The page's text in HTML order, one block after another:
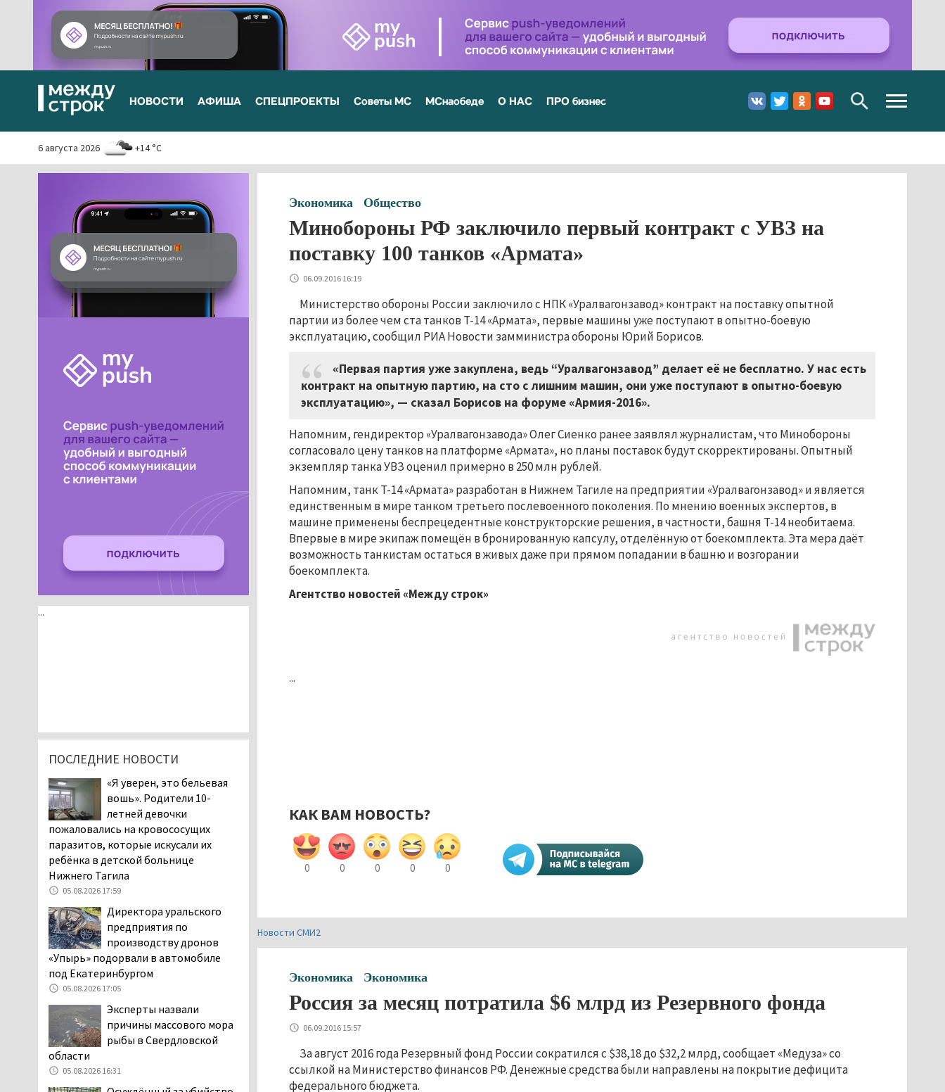
НОВОСТИ АФИША СПЕЦПРОЕКТЫ Советы МС МСнаобеде О НАС ПРО бизнес
Toggle
navigation
6 августа 2026 +14 °C
Экономика Общество
Минобороны РФ заключило первый контракт с УВЗ на
поставку 100 танков «Армата»
06.09.2016 16:19
Министерство обороны России заключило с НПК «Уралвагонзавод» контракт на поставку опытной
партии из более чем ста танков Т-14 «Армата», первые машины уже поступают в опытно-боевую
эксплуатацию, сообщил РИА Новости замминистра обороны Юрий Борисов.
«Первая партия уже закуплена, ведь “Уралвагонзавод” делает её не бесплатно. У нас есть
контракт на опытную партию, на сто с лишним машин, они уже поступают в опытно-боевую
эксплуатацию», — сказал Борисов на форуме «Армия-2016».
Напомним, гендиректор «Уралвагонзавода» Олег Сиенко ранее заявлял журналистам, что Минобороны
согласовало цену танков на платформе «Армата», но планы поставок будут скорректированы. Опытный
экземпляр танка УВЗ оценил примерно в 250 млн рублей.
Напомним, танк Т-14 «Армата» разработан в Нижнем Тагиле на предприятии «Уралвагонзавод» и является
единственным в мире танком третьего послевоенного поколения. По мнению военных экспертов, в
машине применены беспрецедентные конструкторские решения, в частности, башня Т-14 необитаема.
Впервые в мире экипаж помещён в бронированную капсулу, отделённую от боекомплекта. Эта мера даёт
возможность танкистам остаться в живых даже при прямом попадании в башню и возгорании
боекомплекта.
Агентство новостей «Между строк»
...
КАК ВАМ НОВОСТЬ?
0 0 0 0 0
Новости СМИ2
Экономика Экономика
Россия за месяц потратила $6 млрд из Резервного фонда
06.09.2016 15:57
За август 2016 года Резервный фонд России сократился с $38,18 до $32,2 млрд, сообщает «Медуза» со
ссылкой на Министерство финансов РФ. Денежные средства были направлены на покрытие дефицита
федерального бюджета.
...
ПОСЛЕДНИЕ НОВОСТИ
«Я уверен, это бельевая
вошь». Родители 10-
летней девочки
пожаловались на кровососущих
паразитов, которые искусали их
ребёнка в детской больнице
Нижнего Тагила
05.08.2026 17:59
Директора уральского
предприятия по
производству дронов
«Упырь» подорвали в автомобиле
под Екатеринбургом
05.08.2026 17:05
Эксперты назвали
причины массового мора
рыбы в Свердловской
области
05.08.2026 16:31